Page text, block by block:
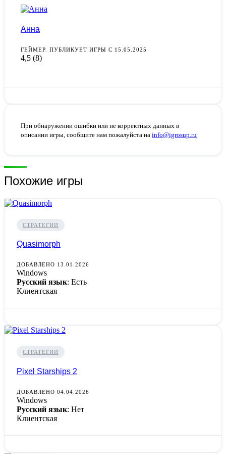
Анна
ГЕЙМЕР. ПУБЛИКУЕТ ИГРЫ С 15.05.2025
4,5 (8)
При обнаружении ошибки или не корректных данных в
описании игры, сообщите нам пожалуйста на info@igrosup.ru
Похожие игры
СТРАТЕГИИ
Quasimorph
ДОБАВЛЕНО 13.01.2026
Windows
Русский язык: Есть
Клиентская
СТРАТЕГИИ
Pixel Starships 2
ДОБАВЛЕНО 04.04.2026
Windows
Русский язык: Нет
Клиентская